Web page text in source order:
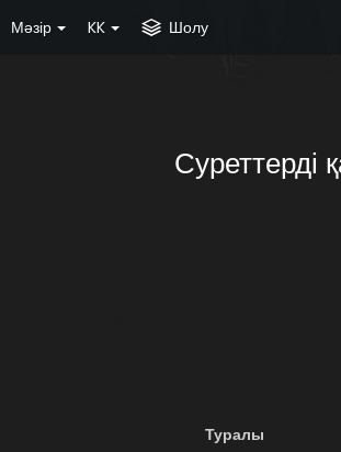
Мәзір KK Шолу
Суреттерді
Туралы